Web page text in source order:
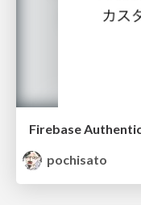
pochisato